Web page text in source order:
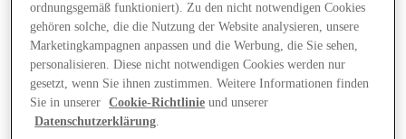
ordnungsgemäß funktioniert). Zu den nicht notwendigen Cookies
gehören solche, die die Nutzung der Website analysieren, unsere
Marketingkampagnen anpassen und die Werbung, die Sie sehen,
personalisieren. Diese nicht notwendigen Cookies werden nur
gesetzt, wenn Sie ihnen zustimmen. Weitere Informationen finden
Sie in unserer
Cookie-Richtlinie und unserer
Datenschutzerklärung.